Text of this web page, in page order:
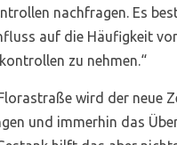
nachfragen. Es
auf die Häufigkeit
zu nehmen.“
wird der neue
und immerhin das